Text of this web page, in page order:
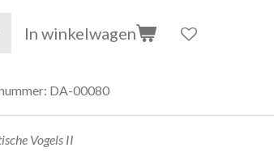
In winkelwagen
DA-00080
Vogels II